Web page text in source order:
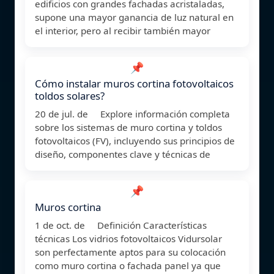
edificios con grandes fachadas acristaladas,
supone una mayor ganancia de luz natural en
el interior, pero al recibir también mayor
📌
Cómo instalar muros cortina fotovoltaicos
toldos solares?
20 de jul. de Explore información completa
sobre los sistemas de muro cortina y toldos
fotovoltaicos (FV), incluyendo sus principios de
diseño, componentes clave y técnicas de
📌
Muros cortina
1 de oct. de Definición Características
técnicas Los vidrios fotovoltaicos Vidursolar
son perfectamente aptos para su colocación
como muro cortina o fachada panel ya que